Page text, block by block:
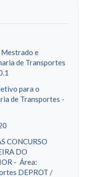
Mestrado e
de Transportes
para o
de Transportes -
CONCURSO
DO
- Área:
DEPROT /